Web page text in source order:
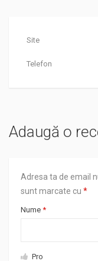
Site
Telefon
Adaugă o
Adresa ta de email
sunt marcate cu *
Nume *
Pro